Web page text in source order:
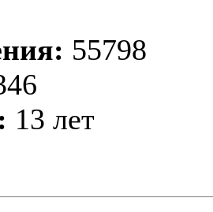
55798
13 лет